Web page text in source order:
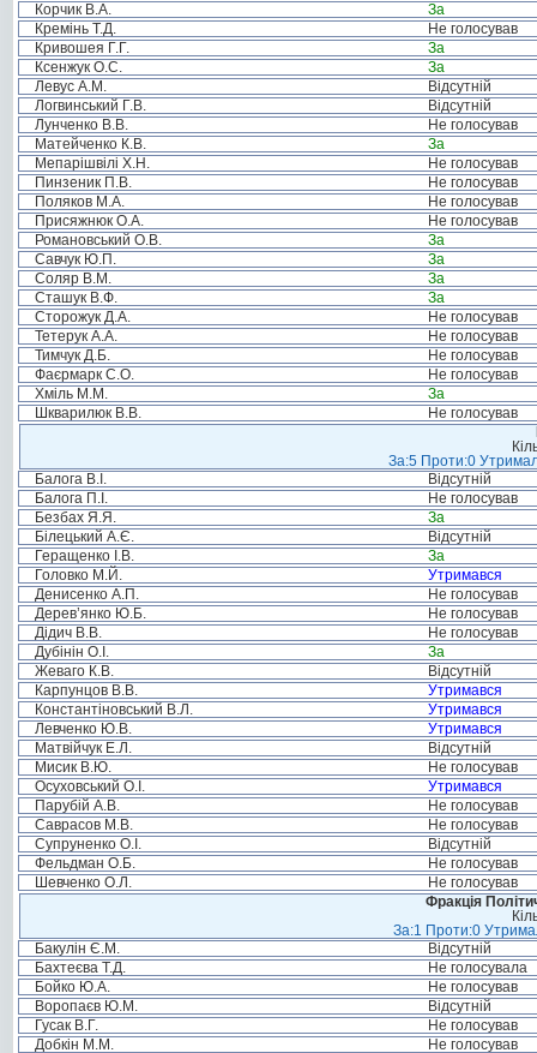
Корчик В.А.
За
Кремінь Т.Д.
Не голосував
Кривошея Г.Г.
За
Ксенжук О.С.
За
Левус А.М.
Відсутній
Логвинський Г.В.
Відсутній
Лунченко В.В.
Не голосував
Матейченко К.В.
За
Мепарішвілі Х.Н.
Не голосував
Пинзеник П.В.
Не голосував
Поляков М.А.
Не голосував
Присяжнюк О.А.
Не голосував
Романовський О.В.
За
Савчук Ю.П.
За
Соляр В.М.
За
Сташук В.Ф.
За
Сторожук Д.А.
Не голосував
Тетерук А.А.
Не голосував
Тимчук Д.Б.
Не голосував
Фаєрмарк С.О.
Не голосував
Хміль М.М.
За
Шкварилюк В.В.
Не голосував
За:5 Проти:0
Балога В.І.
Відсутній
Балога П.І.
Не голосував
Безбах Я.Я.
За
Білецький А.Є.
Відсутній
Геращенко І.В.
За
Головко М.Й.
Утримався
Денисенко А.П.
Не голосував
Дерев’янко Ю.Б.
Не голосував
Дідич В.В.
Не голосував
Дубінін О.І.
За
Жеваго К.В.
Відсутній
Карпунцов В.В.
Утримався
Константіновський В.Л.
Утримався
Левченко Ю.В.
Утримався
Матвійчук Е.Л.
Відсутній
Мисик В.Ю.
Не голосував
Осуховський О.І.
Утримався
Парубій А.В.
Не голосував
Саврасов М.В.
Не голосував
Супруненко О.І.
Відсутній
Фельдман О.Б.
Не голосував
Шевченко О.Л.
Не голосував
Фракція
За:1 Проти:0
Бакулін Є.М.
Відсутній
Бахтеєва Т.Д.
Не голосувала
Бойко Ю.А.
Не голосував
Воропаєв Ю.М.
Відсутній
Гусак В.Г.
Не голосував
Добкін М.М.
Не голосував